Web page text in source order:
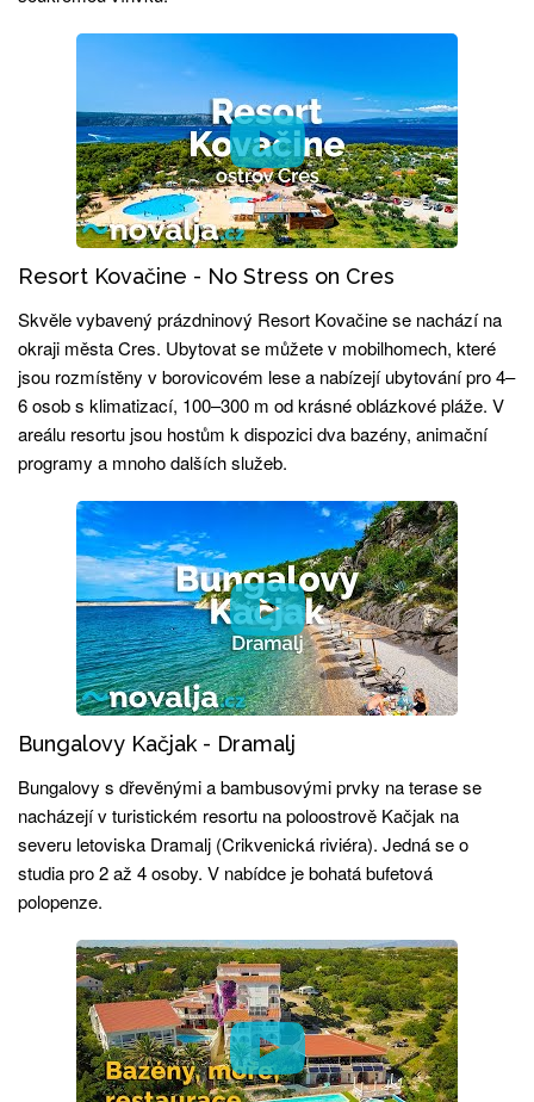
Resort Kovačine - No Stress on Cres
Skvěle vybavený prázdninový Resort Kovačine se nachází na
okraji města Cres. Ubytovat se můžete v mobilhomech, které
jsou rozmístěny v borovicovém lese a nabízejí ubytování pro 4–
6 osob s klimatizací, 100–300 m od krásné oblázkové pláže. V
areálu resortu jsou hostům k dispozici dva bazény, animační
programy a mnoho dalších služeb.
Bungalovy Kačjak - Dramalj
Bungalovy s dřevěnými a bambusovými prvky na terase se
nacházejí v turistickém resortu na poloostrově Kačjak na
severu letoviska Dramalj (Crikvenická riviéra). Jedná se o
studia pro 2 až 4 osoby. V nabídce je bohatá bufetová
polopenze.